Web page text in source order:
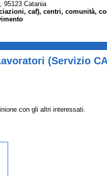
95123 Catania
caf), centri, comunità,
(Servizio
con gli altri interessati.